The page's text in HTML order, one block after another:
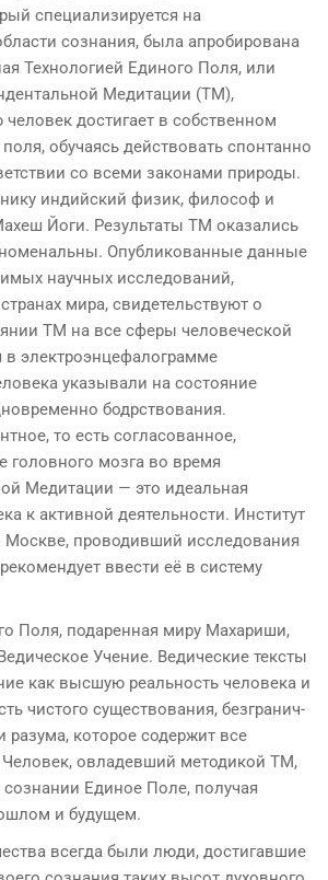
специализируется на
сознания, была апробирована
Технологией Единого Поля, или
Медитации (ТМ),
человек достигает в собственном
обучаясь действовать спонтанно
со всеми законами природы.
ин­дийский физик, философ и
Йоги. Результаты ТМ оказались
Опубликованные данные
научных исследований,
мира, свидетель­ствуют о
ТМ на все сферы челове­ческой
электроэнцефалограмме
указывали на состояние
бодрствования.
то есть согласованное,
головного мозга во время
Медитации — это идеальная
к активной деятельности. Институт
Москве, проводивший исследования
ввести её в систему
Поля, подаренная миру Махари­ши,
Учение. Ведические тек­сты
как высшую реальность человека и
чистого существования, безгранич­
разума, которое содержит все
овладевший методикой ТМ,
сознании Единое Поле, получая
и будущем.
всегда были люди, достигавшие